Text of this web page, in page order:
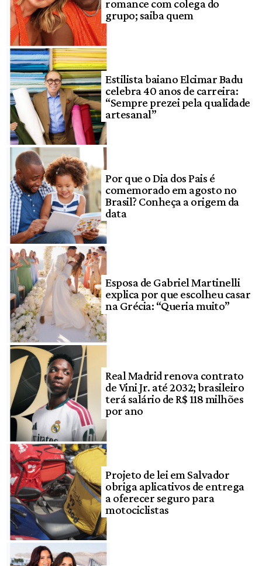
romance com colega do
grupo; saiba quem
Estilista baiano Elcimar Badu
celebra 40 anos de carreira:
“Sempre prezei pela qualidade
artesanal”
Por que o Dia dos Pais é
comemorado em agosto no
Brasil? Conheça a origem da
data
Esposa de Gabriel Martinelli
explica por que escolheu casar
na Grécia: “Queria muito”
Real Madrid renova contrato
de Vini Jr. até 2032; brasileiro
terá salário de R$ 118 milhões
por ano
Projeto de lei em Salvador
obriga aplicativos de entrega
a oferecer seguro para
motociclistas